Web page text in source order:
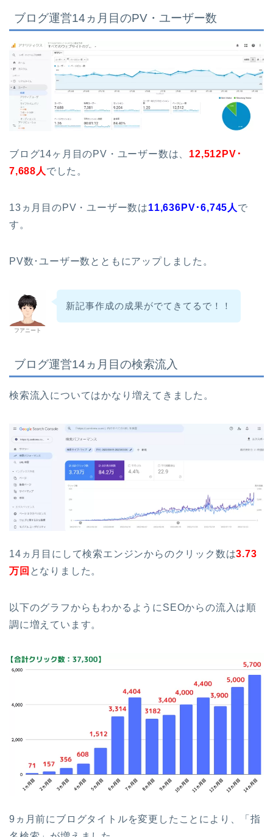
ブログ運営14ヵ月目のPV・ユーザー数
ブログ14ヶ月目のPV・ユーザー数は、 12,512PV･
7,688人でした。
13ヵ月目のPV・ユーザー数は11,636 PV･6,745人で
す。
PV数･ユーザー数とともにアップしました。
フアニート
新記事作成の成果がでてきてるで！！
ブログ運営14ヵ月目の検索流入
検索流入についてはかなり増えてきました。
14ヵ月目にして検索エンジンからのクリック数は3.73
万 回 となりました。
以下のグラフからもわかるようにSEOからの流入は順
調に増えています。
9ヵ月前にブログタイトルを変更したことにより、「指